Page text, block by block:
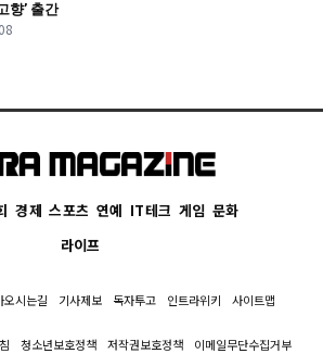
향’ 출간
경제 스포츠 연예 IT테크 게임 문화
라이프
오시는길 기사제보 독자투고 인트라위키 사이트맵
청소년보호정책 저작권보호정책 이메일무단수집거부